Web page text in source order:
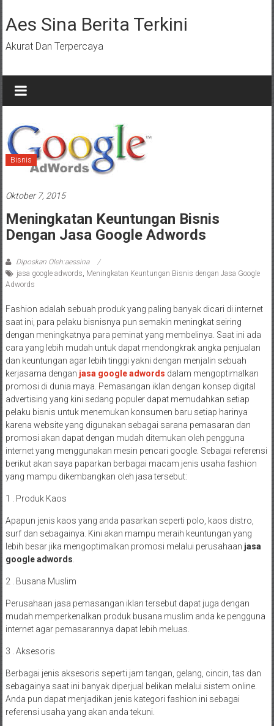
ke
konten
Aes Sina Berita Terkini
Akurat Dan Terpercaya
Bisnis
Oktober 7, 2015
Meningkatan Keuntungan Bisnis
Dengan Jasa Google Adwords
Diposkan Oleh:aessina
jasa google adwords, Meningkatan Keuntungan Bisnis dengan Jasa Google
Adwords
Fashion adalah sebuah produk yang paling banyak dicari di internet
saat ini, para pelaku bisnisnya pun semakin meningkat seiring
dengan meningkatnya para peminat yang membelinya. Saat ini ada
cara yang lebih mudah untuk dapat mendongkrak angka penjualan
dan keuntungan agar lebih tinggi yakni dengan menjalin sebuah
kerjasama dengan jasa google adwords dalam mengoptimalkan
promosi di dunia maya. Pemasangan iklan dengan konsep digital
advertising yang kini sedang populer dapat memudahkan setiap
pelaku bisnis untuk menemukan konsumen baru setiap harinya
karena website yang digunakan sebagai sarana pemasaran dan
promosi akan dapat dengan mudah ditemukan oleh pengguna
internet yang menggunakan mesin pencari google. Sebagai referensi
berikut akan saya paparkan berbagai macam jenis usaha fashion
yang mampu dikembangkan oleh jasa tersebut:
1 . Produk Kaos
Apapun jenis kaos yang anda pasarkan seperti polo, kaos distro,
surf dan sebagainya. Kini akan mampu meraih keuntungan yang
lebih besar jika mengoptimalkan promosi melalui perusahaan jasa
google adwords
2 . Busana Muslim
Perusahaan jasa pemasangan iklan tersebut dapat juga dengan
mudah memperkenalkan produk busana muslim anda ke pengguna
internet agar pemasarannya dapat lebih meluas.
3 . Aksesoris
Berbagai jenis aksesoris seperti jam tangan, gelang, cincin, tas dan
sebagainya saat ini banyak diperjual belikan melalui sistem online.
Anda pun dapat menjadikan jenis kategori fashion ini sebagai
referensi usaha yang akan anda tekuni.